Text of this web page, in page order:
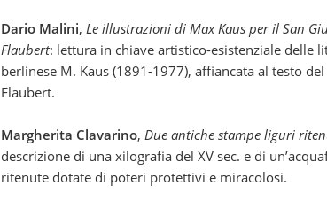
Dario Malini, Le illustrazioni di Max Kaus per il San
Flaubert: lettura in chiave artistico-esistenziale delle
berlinese M. Kaus (1891-1977), affiancata al testo
Flaubert.
Margherita Clavarino, Due antiche stampe liguri
descrizione di una xilografia del XV sec. e di
ritenute dotate di poteri protettivi e miracolosi.